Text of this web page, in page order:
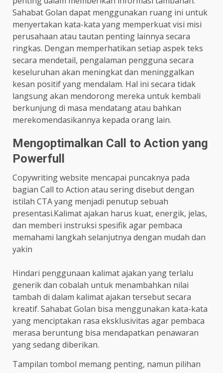
Sahabat Golan dapat menggunakan ruang ini untuk
menyertakan kata-kata yang memperkuat visi misi
perusahaan atau tautan penting lainnya secara
ringkas. Dengan memperhatikan setiap aspek teks
secara mendetail, pengalaman pengguna secara
keseluruhan akan meningkat dan meninggalkan
kesan positif yang mendalam. Hal ini secara tidak
langsung akan mendorong mereka untuk kembali
berkunjung di masa mendatang atau bahkan
merekomendasikannya kepada orang lain.
Mengoptimalkan Call to Action yang
Powerfull
Copywriting website mencapai puncaknya pada
bagian Call to Action atau sering disebut dengan
istilah CTA yang menjadi penutup sebuah
presentasi.Kalimat ajakan harus kuat, energik, jelas,
dan memberi instruksi spesifik agar pembaca
memahami langkah selanjutnya dengan mudah dan
yakin
Hindari penggunaan kalimat ajakan yang terlalu
generik dan cobalah untuk menambahkan nilai
tambah di dalam kalimat ajakan tersebut secara
kreatif. Sahabat Golan bisa menggunakan kata-kata
yang menciptakan rasa eksklusivitas agar pembaca
merasa beruntung bisa mendapatkan penawaran
yang sedang diberikan.
Tampilan tombol memang penting, namun pilihan